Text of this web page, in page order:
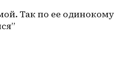
Так по ее одинокому